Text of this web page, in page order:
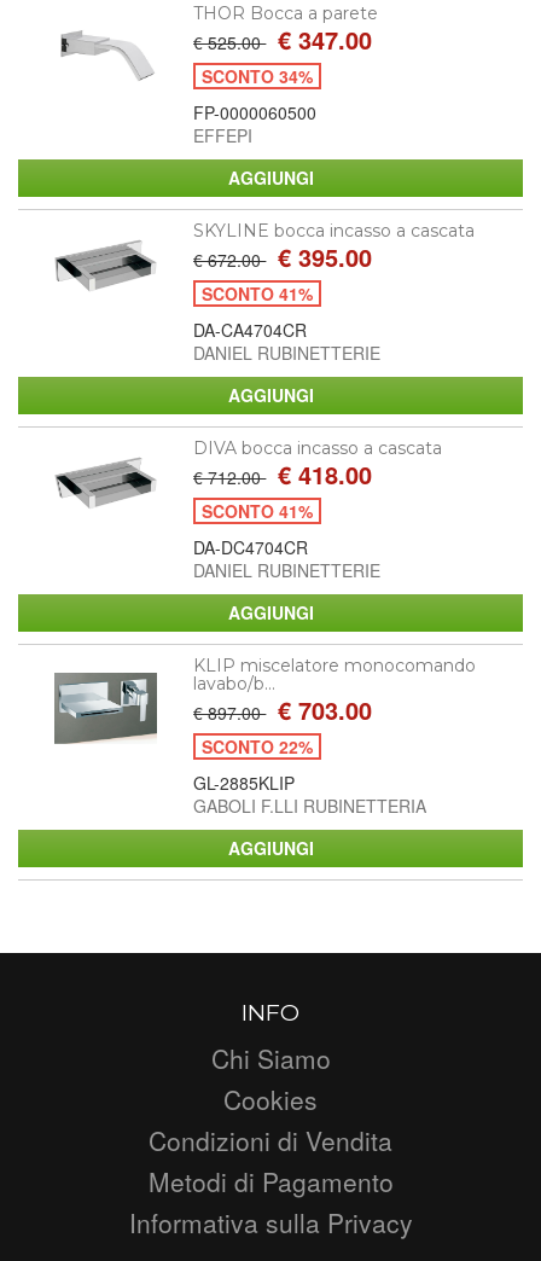
THOR Bocca a parete
€ 525.00 € 347.00
SCONTO 34%
FP-0000060500
EFFEPI
SKYLINE bocca incasso a cascata
€ 672.00 € 395.00
SCONTO 41%
DA-CA4704CR
DANIEL RUBINETTERIE
DIVA bocca incasso a cascata
€ 712.00 € 418.00
SCONTO 41%
DA-DC4704CR
DANIEL RUBINETTERIE
KLIP miscelatore monocomando
lavabo/b...
€ 897.00 € 703.00
SCONTO 22%
GL-2885KLIP
GABOLI F.LLI RUBINETTERIA
INFO
Chi Siamo
Cookies
Condizioni di Vendita
Metodi di Pagamento
Informativa sulla Privacy